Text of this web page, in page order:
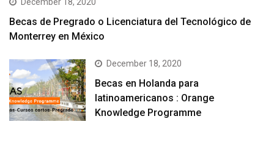
December 18, 2020
Becas de Pregrado o Licenciatura del Tecnológico de
Monterrey en México
December 18, 2020
Becas en Holanda para
latinoamericanos : Orange
Knowledge Programme